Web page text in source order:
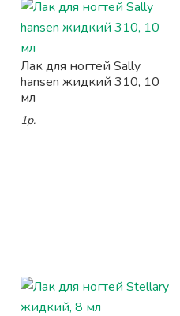
Лак для ногтей Sally
hansen жидкий 310, 10
мл
1р.